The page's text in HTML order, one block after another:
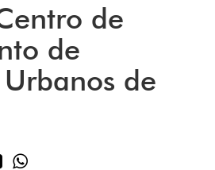
de
de
Urbanos de